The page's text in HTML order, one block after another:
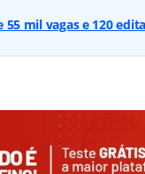
55 mil vagas e 120